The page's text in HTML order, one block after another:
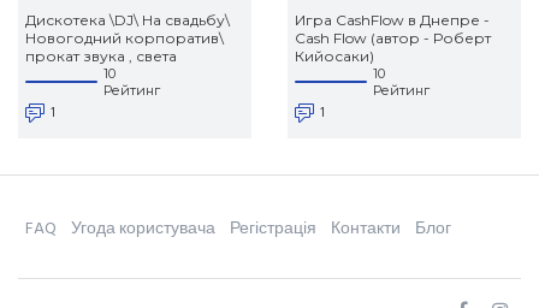
Дискотека \DJ\ На свадьбу\
Новогодний корпоратив\
прокат звука , света
10
Рейтинг
1
Игра CashFlow в Днепре -
Cash Flow (автор - Роберт
Кийосаки)
10
Рейтинг
1
FAQ Угода користувача Регістрація Контакти Блог